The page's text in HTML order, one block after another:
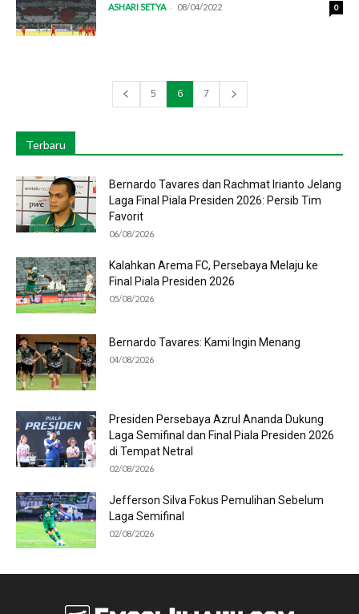
ASHARI SETYA - 08/04/2022 0
5 6 7
Terbaru
Bernardo Tavares dan Rachmat Irianto Jelang
Laga Final Piala Presiden 2026: Persib Tim
Favorit
06/08/2026
Kalahkan Arema FC, Persebaya Melaju ke
Final Piala Presiden 2026
05/08/2026
Bernardo Tavares: Kami Ingin Menang
04/08/2026
Presiden Persebaya Azrul Ananda Dukung
Laga Semifinal dan Final Piala Presiden 2026
di Tempat Netral
02/08/2026
Jefferson Silva Fokus Pemulihan Sebelum
Laga Semifinal
02/08/2026